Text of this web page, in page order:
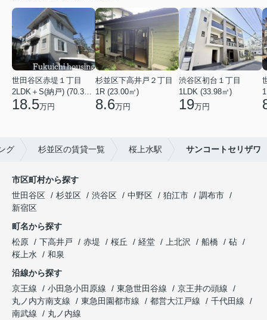
世田谷区赤堤１丁目
18.5万円
杉並区下高井戸２丁目
1R (23.00㎡)
8.6万円
渋谷区初台１丁目
1LDK (33.98㎡)
19万円
グ 杉並区の賃貸一覧 桜上水駅 サンコートセリザワ
市区町村から探す
世田谷区
杉並区 渋谷区 中野区 狛江市
調布市
新宿区
町名から探す
松原
下高井戸 赤堤 桜丘 経堂 上北沢 船橋
砧
桜上水
和泉
沿線から探す
京王線
小田急小田原線 東急世田谷線
京王井の頭線
丸ノ内方南支線
東急田園都市線 都営大江戸線
千代田線
南武線
丸ノ内線